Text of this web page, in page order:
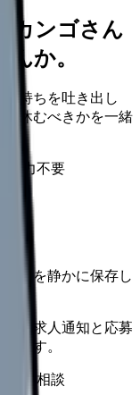
カンゴさん
か。
持ちを吐き出し
休むべきかを一緒
入力不要
けを静かに保存し
も求人通知と応募
ます。
応募前相談